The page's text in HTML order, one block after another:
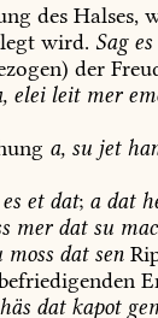
des Halses,
wird. Sages
der
eleileitmer
a, su jet
es etdat; adat
merdatsu
moss datsen
häs datkapot